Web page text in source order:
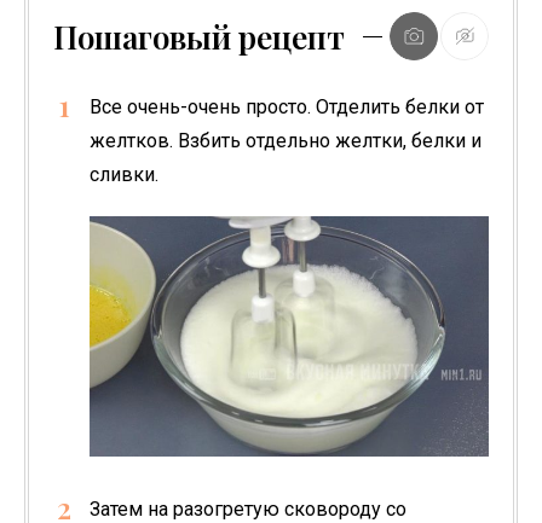
Пошаговый рецепт
Все очень-очень просто. Отделить белки от
желтков. Взбить отдельно желтки, белки и
сливки.
Затем на разогретую сковороду со